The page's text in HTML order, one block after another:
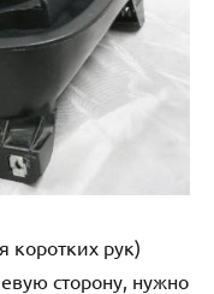
коротких рук)
сторону, нужно